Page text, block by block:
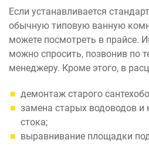
Если устанавливается
обычную типовую ванную
можете посмотреть в прайсе.
можно спросить, позвонив по
менеджеру. Кроме этого, в
демонтаж старого
замена старых водоводов и
стока;
выравнивание площадки